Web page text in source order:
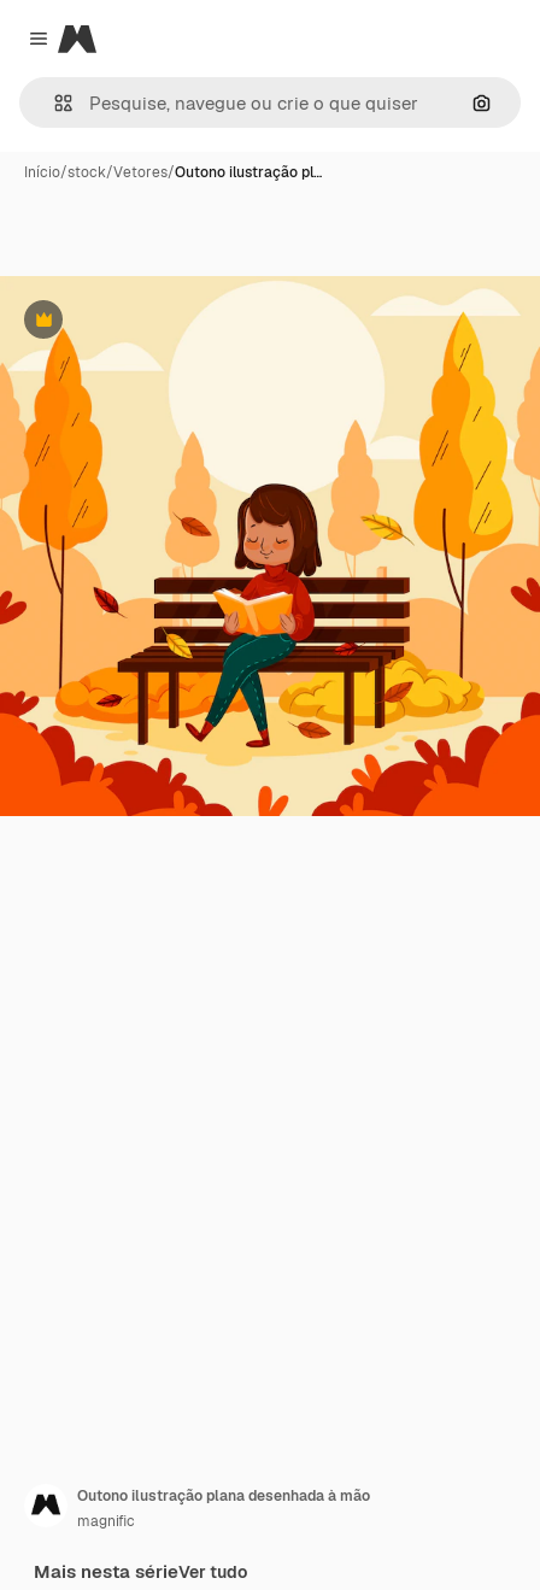
Close menu
Magnific
Início/stock/Vetores/Outono ilustração pl…
Premium
Outono ilustração plana desenhada à mão
magnific
Mais nesta sérieVer tudo